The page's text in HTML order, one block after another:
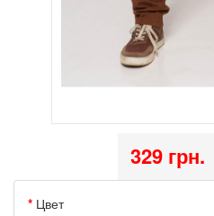
329 грн.
Цвет